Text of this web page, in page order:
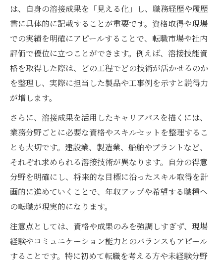
は、自身の溶接成果を「見える化」し、職務経歴や履歴
書に具体的に記載することが重要です。資格取得や現場
での実績を明確にアピールすることで、転職市場や社内
評価で優位に立つことができます。例えば、溶接技能資
格を取得した際は、どの工程でどの技術が活かせるのか
を整理し、実際に担当した製品や工事例を示すと説得力
が増します。
さらに、溶接成果を活用したキャリアパスを描くには、
業務分野ごとに必要な資格やスキルセットを整理するこ
とも大切です。建設業、製造業、船舶やプラントなど、
それぞれ求められる溶接技術が異なります。自分の得意
分野を明確にし、将来的な目標に沿ったスキル取得を計
画的に進めていくことで、年収アップや希望する職種へ
の転職が現実的になります。
注意点としては、資格や成果のみを強調しすぎず、現場
経験やコミュニケーション能力とのバランスもアピール
することです。特に初めて転職を考える方や未経験分野